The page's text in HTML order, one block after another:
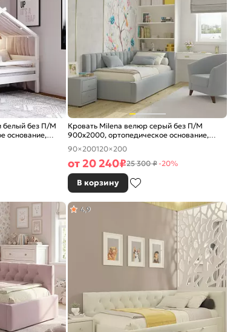
белый без П/М
основание,
Кровать Milena велюр серый без П/М
900x2000, ортопедическое основание,
90×200120×200
от 20 240₽25 300 ₽-20%
В корзину
4,9